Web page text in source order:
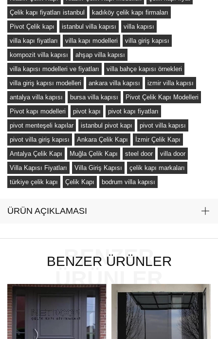
Çelik kapı fiyatları istanbul
kadıköy çelik kapı firmaları
Pivot Çelik kapı
istanbul villa kapısı
villa kapısı
villa kapı fiyatları
villa kapı modelleri
villa giriş kapısı
kompozit villa kapısı
ahşap villa kapısı
villa kapısı modelleri ve fiyatları
villa bahçe kapısı örnekleri
villa giriş kapısı modelleri
ankara villa kapısı
izmir villa kapısı
antalya villa kapısı
bursa villa kapısı
Pivot Çelik Kapı Modelleri
Pivot kapı modelleri
pivot kapı
pivot kapı fiyatları
pivot menteşeli kapılar
istanbul pivot kapı
pivot villa kapısı
pivot villa giriş kapısı
Ankara Çelik Kapı
İzmir Çelik Kapı
Antalya Çelik Kapı
Muğla Çelik Kapı steel door
villa door
Villa Kapısı Fiyatları
Villa Giriş Kapısı
çelik kapı markaları
türkiye çelik kapı
Çelik Kapı bodrum villa kapısı
ÜRÜN AÇIKLAMASI
BENZER ÜRÜNLER
BENZER
ÜRÜNLER